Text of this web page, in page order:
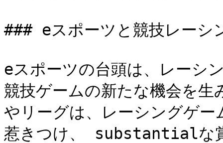
### eスポーツと競技レーシ
eスポーツの台頭は、レーシ
競技ゲームの新たな機会を
やリーグは、レーシングゲ
惹きつけ、 substantialな賞